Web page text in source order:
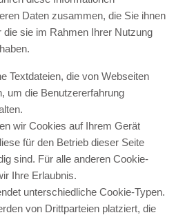
Daten zusammen, die Sie ihnen
die sie im Rahmen Ihrer Nutzung
Textdateien, die von Webseiten
um die Benutzererfahrung
wir Cookies auf Ihrem Gerät
für den Betrieb dieser Seite
sind. Für alle anderen Cookie-
Ihre Erlaubnis.
unterschiedliche Cookie-Typen.
von Drittparteien platziert, die